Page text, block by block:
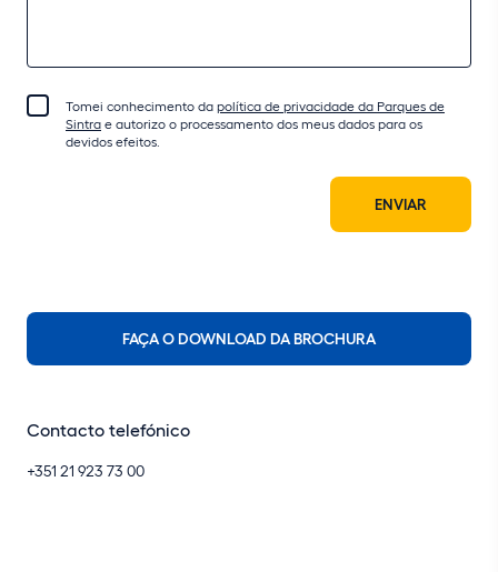
Tomei conhecimento da política de privacidade da Parques de
Sintra e autorizo o processamento dos meus dados para os
devidos efeitos.
ENVIAR
FAÇA O DOWNLOAD DA BROCHURA
Contacto telefónico
+351 21 923 73 00